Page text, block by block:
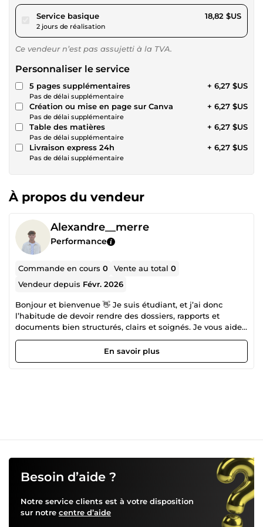
Service basiquepour 17,34 $US
2 jours de réalisation
18,82 $US
Ce vendeur n’est pas assujetti à la TVA.
Personnaliser le service
5 pages supplémentaires
Pas de délai supplémentaire
+ 6,27 $US
Création ou mise en page sur Canva
Pas de délai supplémentaire
+ 6,27 $US
Table des matières
Pas de délai supplémentaire
+ 6,27 $US
Livraison express 24h
Pas de délai supplémentaire
+ 6,27 $US
À propos du vendeur
Alexandre__merre
Performance
Commande en cours0 Vente au total0
Vendeur depuis Févr. 2026
Bonjour et bienvenue 👋 Je suis étudiant, et j’ai donc
l’habitude de devoir rendre des dossiers, rapports et
documents bien structurés, clairs et soignés. Je vous aide
à mettre en page vos documents afin de les rendre
lisibles, organisés et agréables à lire, que ce soit sur Word,
PDF ou Canva. Je m’occupe de la structure générale, des
En savoir plus
Besoin d’aide ?
Notre service clients est à votre disposition
sur notre centre d’aide